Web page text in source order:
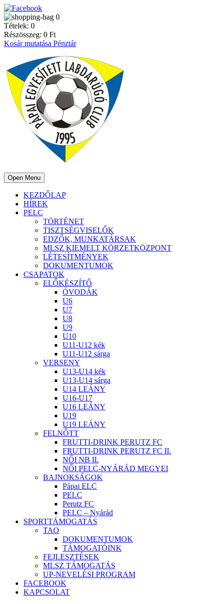
0
Tételek: 0
Részösszeg: 0 Ft
Kosár mutatása Pénztár
Open Menu
KEZDŐLAP
HÍREK
PELC
TÖRTÉNET
TISZTSÉGVISELŐK
EDZŐK, MUNKATÁRSAK
MLSZ KIEMELT KÖRZETKÖZPONT
LÉTESÍTMÉNYEK
DOKUMENTUMOK
CSAPATOK
ELŐKÉSZÍTŐ
ÓVODÁK
U6
U7
U8
U9
U10
U11-U12 kék
U11-U12 sárga
VERSENY
U13-U14 kék
U13-U14 sárga
U14 LEÁNY
U16-U17
U16 LEÁNY
U19
U19 LEÁNY
FELNŐTT
FRUTTI-DRINK PERUTZ FC
FRUTTI-DRINK PERUTZ FC II.
NŐI NB II.
NŐI PELC-NYÁRÁD MEGYEI
BAJNOKSÁGOK
Pápai ELC
PELC
Perutz FC
PELC – Nyárád
SPORTTÁMOGATÁS
TAO
DOKUMENTUMOK
TÁMOGATÓINK
FEJLESZTÉSEK
MLSZ TÁMOGATÁS
UP-NEVELÉSI PROGRAM
FACEBOOK
KAPCSOLAT